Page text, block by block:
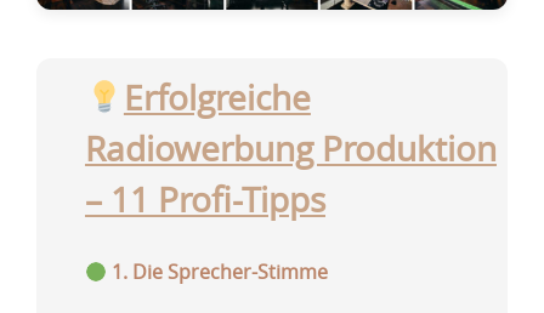
Erfolgreiche
Radiowerbung Produktion
– 11 Profi-Tipps
1. Die Sprecher-Stimme